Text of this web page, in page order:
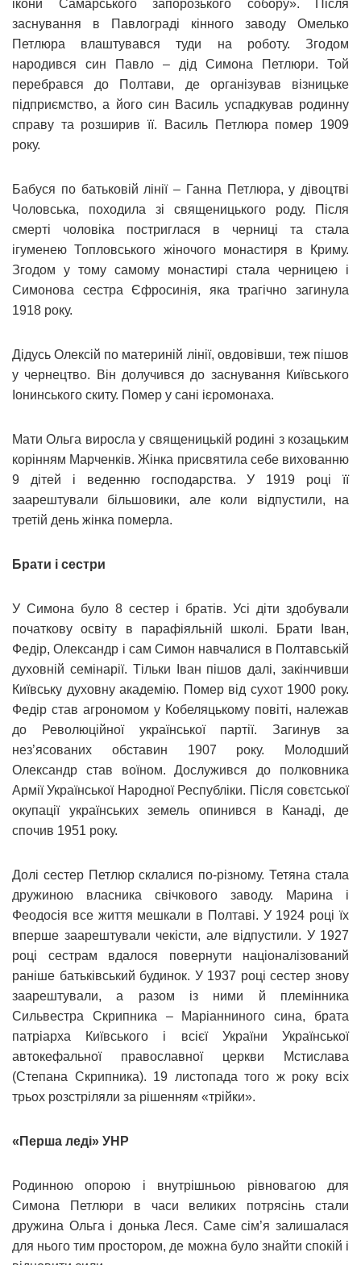
ікони Самарського запорозького собору». Після
заснування в Павлограді кінного заводу Омелько
Петлюра влаштувався туди на роботу. Згодом
народився син Павло – дід Симона Петлюри. Той
перебрався до Полтави, де організував візницьке
підприємство, а його син Василь успадкував родинну
справу та розширив її. Василь Петлюра помер 1909
року.
Бабуся по батьковій лінії – Ганна Петлюра, у дівоцтві
Чоловська, походила зі священицького роду. Після
смерті чоловіка постриглася в черниці та стала
ігуменею Топловського жіночого монастиря в Криму.
Згодом у тому самому монастирі стала черницею і
Симонова сестра Єфросинія, яка трагічно загинула
1918 року.
Дідусь Олексій по материній лінії, овдовівши, теж пішов
у чернецтво. Він долучився до заснування Київського
Іонинського скиту. Помер у сані ієромонаха.
Мати Ольга виросла у священицькій родині з козацьким
корінням Марченків. Жінка присвятила себе вихованню
9 дітей і веденню господарства. У 1919 році її
заарештували більшовики, але коли відпустили, на
третій день жінка померла.
Брати і сестри
У Симона було 8 сестер і братів. Усі діти здобували
початкову освіту в парафіяльній школі. Брати Іван,
Федір, Олександр і сам Симон навчалися в Полтавській
духовній семінарії. Тільки Іван пішов далі, закінчивши
Київську духовну академію. Помер від сухот 1900 року.
Федір став агрономом у Кобеляцькому повіті, належав
до Революційної української партії. Загинув за
нез’ясованих обставин 1907 року. Молодший
Олександр став воїном. Дослужився до полковника
Армії Української Народної Республіки. Після совєтської
окупації українських земель опинився в Канаді, де
спочив 1951 року.
Долі сестер Петлюр склалися по-різному. Тетяна стала
дружиною власника свічкового заводу. Марина і
Феодосія все життя мешкали в Полтаві. У 1924 році їх
вперше заарештували чекісти, але відпустили. У 1927
році сестрам вдалося повернути націоналізований
раніше батьківський будинок. У 1937 році сестер знову
заарештували, а разом із ними й племінника
Сильвестра Скрипника – Маріанниного сина, брата
патріарха Київського і всієї України Української
автокефальної православної церкви Мстислава
(Степана Скрипника). 19 листопада того ж року всіх
трьох розстріляли за рішенням «трійки».
«Перша леді» УНР
Родинною опорою і внутрішньою рівновагою для
Симона Петлюри в часи великих потрясінь стали
дружина Ольга і донька Леся. Саме сім’я залишалася
для нього тим простором, де можна було знайти спокій і